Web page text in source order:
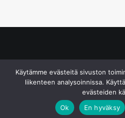
Käytämme evästeitä sivuston
liikenteen analysoinnissa.
evästeiden
Ok
En hyväksy